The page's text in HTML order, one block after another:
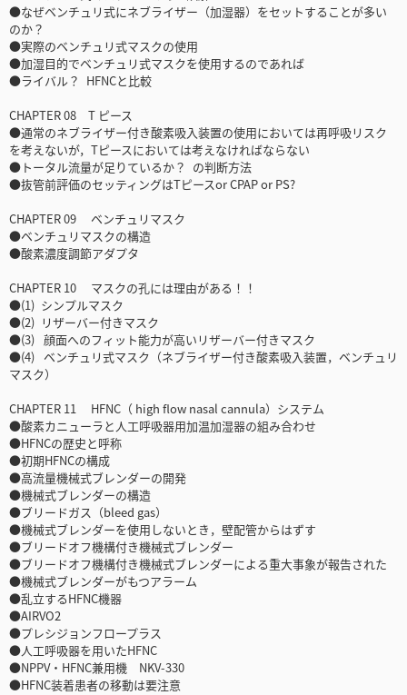
●なぜベンチュリ式にネブライザー（加湿器）をセットすることが多い
のか？
●実際のベンチュリ式マスクの使用
●加湿目的でベンチュリ式マスクを使用するのであれば
●ライバル？ HFNCと比較
CHAPTER 08 T ピース
●通常のネブライザー付き酸素吸入装置の使用においては再呼吸リスク
を考えないが，Tピースにおいては考えなければならない
●トータル流量が足りているか？ の判断方法
●抜管前評価のセッティングはTピースor CPAP or PS?
CHAPTER 09 ベンチュリマスク
●ベンチュリマスクの構造
●酸素濃度調節アダプタ
CHAPTER 10 マスクの孔には理由がある！！
●(1) シンプルマスク
●(2) リザーバー付きマスク
●(3) 顔面へのフィット能力が高いリザーバー付きマスク
●(4) ベンチュリ式マスク（ネブライザー付き酸素吸入装置，ベンチュリ
マスク）
CHAPTER 11 HFNC（ high flow nasal cannula）システム
●酸素カニューラと人工呼吸器用加温加湿器の組み合わせ
●HFNCの歴史と呼称
●初期HFNCの構成
●高流量機械式ブレンダーの開発
●機械式ブレンダーの構造
●ブリードガス（bleed gas）
●機械式ブレンダーを使用しないとき，壁配管からはずす
●ブリードオフ機構付き機械式ブレンダー
●ブリードオフ機構付き機械式ブレンダーによる重大事象が報告された
●機械式ブレンダーがもつアラーム
●乱立するHFNC機器
●AIRVO2
●プレシジョンフロープラス
●人工呼吸器を用いたHFNC
●NPPV・HFNC兼用機 NKV-330
●HFNC装着患者の移動は要注意